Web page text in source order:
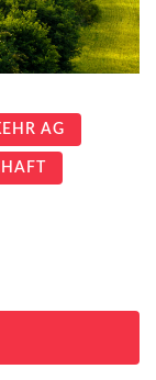
AG